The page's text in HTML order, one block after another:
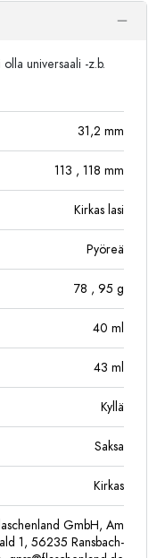
universaali -z.b.
31,2 mm
113 , 118 mm
Kirkas lasi
Pyöreä
78 , 95 g
40 ml
43 ml
Kyllä
Saksa
Kirkas
GmbH, Am
1, 56235 Ransbach-